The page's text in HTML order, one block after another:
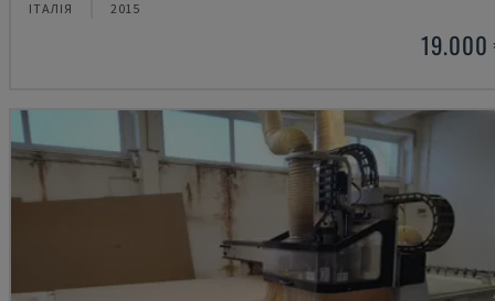
ІТАЛІЯ 2015
19.000